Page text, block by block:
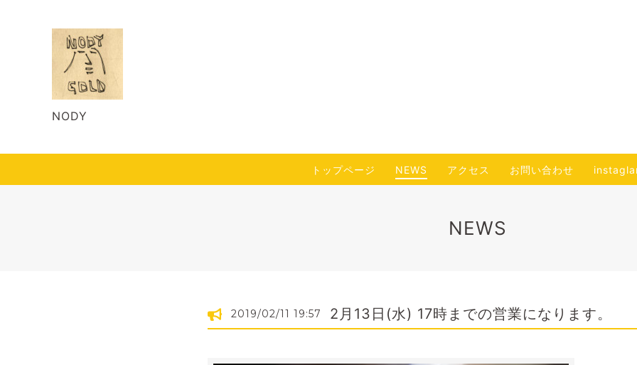
NODY
トップページ NEWS アクセス お問い合わせ
NEWS
2019/02/11 19:57 2月13日(水) 17時までの営業になります。